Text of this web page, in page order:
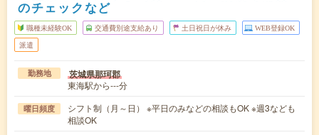
のチェックなど
職種未経験OK 交通費別途支給あり 土日祝日が休み WEB登録OK
派遣
勤務地 茨城県那珂郡
東海駅から---分
曜日頻度
シフト制（月～日） ※平日のみなどの相談もOK ※週3なども
相談OK